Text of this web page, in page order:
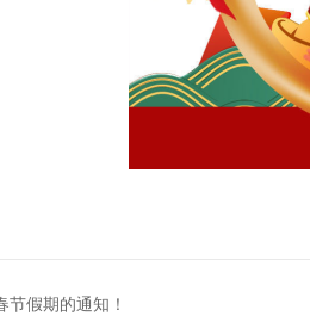
假期的通知！